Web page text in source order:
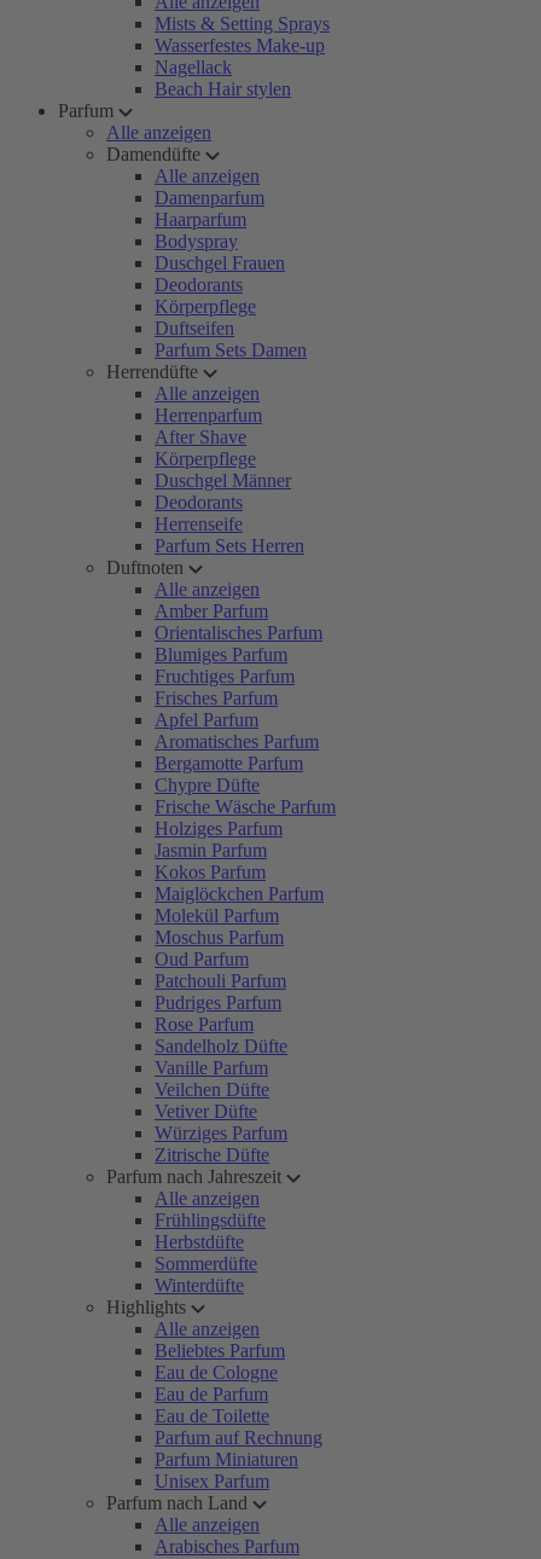
Mists & Setting Sprays
Wasserfestes Make-up
Nagellack
Beach Hair stylen
Parfum
Alle anzeigen
Damendüfte
Alle anzeigen
Damenparfum
Haarparfum
Bodyspray
Duschgel Frauen
Deodorants
Körperpflege
Duftseifen
Parfum Sets Damen
Herrendüfte
Alle anzeigen
Herrenparfum
After Shave
Körperpflege
Duschgel Männer
Deodorants
Herrenseife
Parfum Sets Herren
Duftnoten
Alle anzeigen
Amber Parfum
Orientalisches Parfum
Blumiges Parfum
Fruchtiges Parfum
Frisches Parfum
Apfel Parfum
Aromatisches Parfum
Bergamotte Parfum
Chypre Düfte
Frische Wäsche Parfum
Holziges Parfum
Jasmin Parfum
Kokos Parfum
Maiglöckchen Parfum
Molekül Parfum
Moschus Parfum
Oud Parfum
Patchouli Parfum
Pudriges Parfum
Rose Parfum
Sandelholz Düfte
Vanille Parfum
Veilchen Düfte
Vetiver Düfte
Würziges Parfum
Zitrische Düfte
Parfum nach Jahreszeit
Alle anzeigen
Frühlingsdüfte
Herbstdüfte
Sommerdüfte
Winterdüfte
Highlights
Alle anzeigen
Beliebtes Parfum
Eau de Cologne
Eau de Parfum
Eau de Toilette
Parfum auf Rechnung
Parfum Miniaturen
Unisex Parfum
Parfum nach Land
Alle anzeigen
Arabisches Parfum